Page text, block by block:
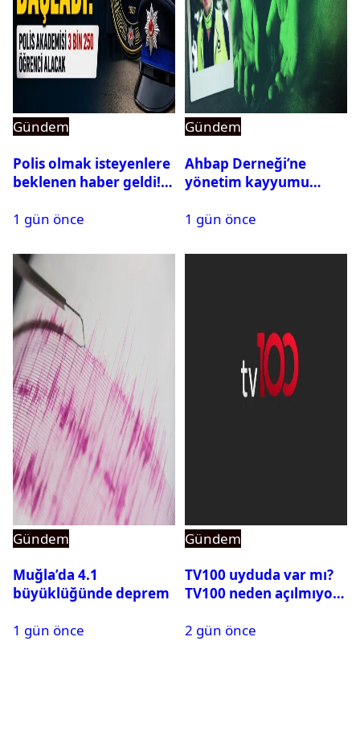
Gündem
Polis olmak isteyenlere
beklenen haber geldi!
1 gün önce
Gündem
Ahbap Derneği’ne
yönetim kayyumu
açıldı
1 gün önce
Gündem
Muğla’da 4.1
büyüklüğünde deprem
1 gün önce
Gündem
TV100 uyduda var mı?
TV100 neden açılmıyor?
2 gün önce